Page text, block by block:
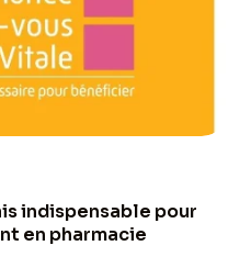
indispensable pour
en pharmacie